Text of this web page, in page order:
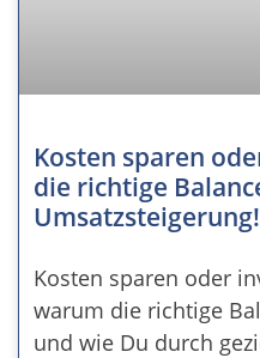
Kosten sparen
die richtige
Umsatzsteigerung!
Kosten sparen oder
warum die richtige
und wie Du durch